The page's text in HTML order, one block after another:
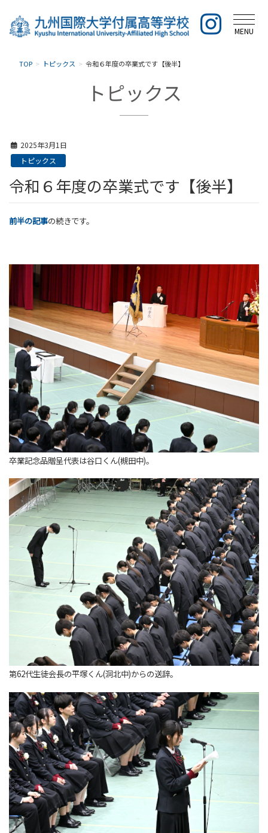
MENU
TOP トピックス 令和６年度の卒業式です【後半】
トピックス
2025年3月1日
トピックス
令和６年度の卒業式です【後半】
前半の記事の続きです。
卒業記念品贈呈代表は谷口くん(槻田中)。
第62代生徒会長の平塚くん(洞北中)からの送辞。